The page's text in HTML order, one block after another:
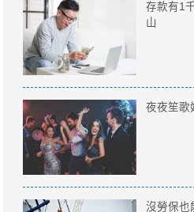
存款有1
山
夜夜笙歌
沒勞保